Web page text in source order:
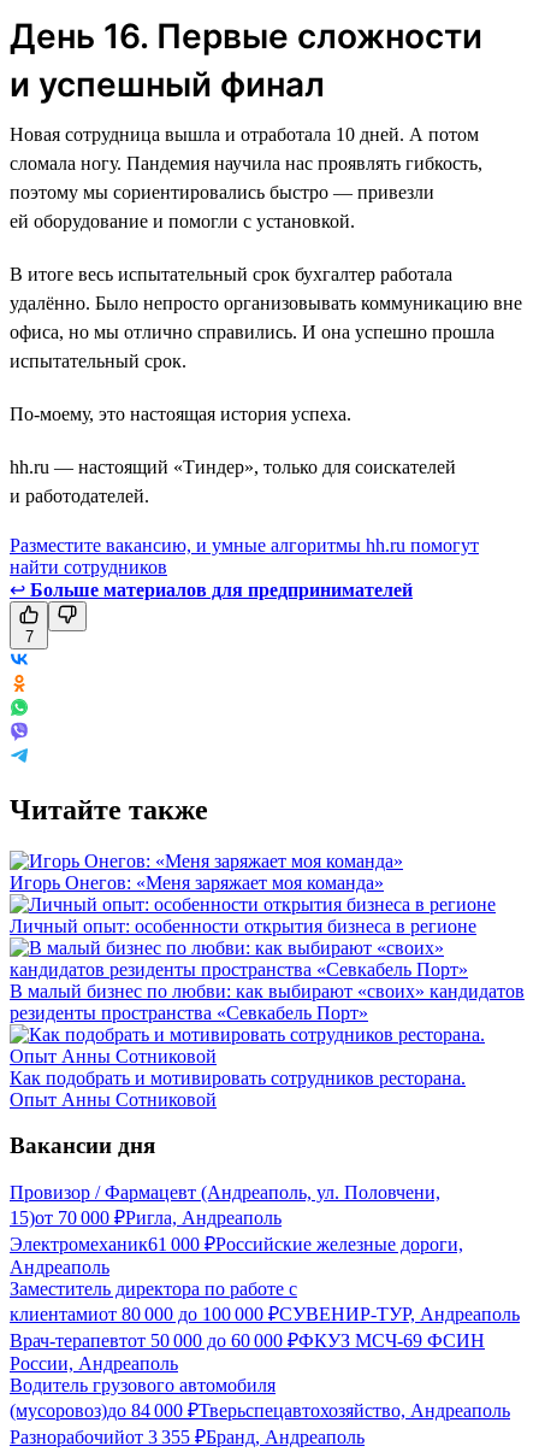
День 16. Первые сложности
и успешный финал
Новая сотрудница вышла и отработала 10 дней. А потом
сломала ногу. Пандемия научила нас проявлять гибкость,
поэтому мы сориентировались быстро — привезли
ей оборудование и помогли с установкой.
В итоге весь испытательный срок бухгалтер работала
удалённо. Было непросто организовывать коммуникацию вне
офиса, но мы отлично справились. И она успешно прошла
испытательный срок.
По-моему, это настоящая история успеха.
hh.ru — настоящий «Тиндер», только для соискателей
и работодателей.
Разместите вакансию, и умные алгоритмы hh.ru помогут
найти сотрудников
↩ Больше материалов для предпринимателей
7
Читайте также
Игорь Онегов: «Меня заряжает моя команда»
Личный опыт: особенности открытия бизнеса в регионе
В малый бизнес по любви: как выбирают «своих» кандидатов
резиденты пространства «Севкабель Порт»
Как подобрать и мотивировать сотрудников ресторана.
Опыт Анны Сотниковой
Вакансии дня
Провизор / Фармацевт (Андреаполь, ул. Половчени,
15)от 70 000 ₽Ригла, Андреаполь
Электромеханик61 000 ₽Российские железные дороги,
Андреаполь
Заместитель директора по работе с
клиентамиот 80 000 до 100 000 ₽СУВЕНИР-ТУР, Андреаполь
Врач-терапевтот 50 000 до 60 000 ₽ФКУЗ МСЧ-69 ФСИН
России, Андреаполь
Водитель грузового автомобиля
(мусоровоз)до 84 000 ₽Тверьспецавтохозяйство, Андреаполь
Разнорабочийот 3 355 ₽Бранд, Андреаполь